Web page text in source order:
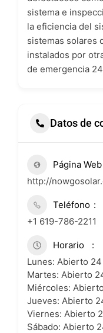
sistema e
la eficiencia del
sistemas solares
instalados por
de emergencia
Datos de
Página Web
http://
Teléfono
+1 619-786-2211
Horario
Lunes: Abierto
Martes: Abierto
Miércoles:
Jueves: Abierto
Viernes: Abierto
Sábado: Abierto